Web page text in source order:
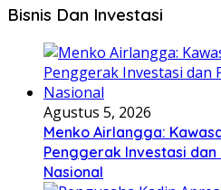
Bisnis Dan Investasi
Agustus 5, 2026
Menko Airlangga:
Penggerak Investasi
Nasional